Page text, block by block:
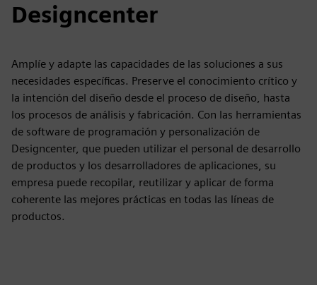
Designcenter
Amplíe y adapte las capacidades de las soluciones a sus
necesidades específicas. Preserve el conocimiento crítico y
la intención del diseño desde el proceso de diseño, hasta
los procesos de análisis y fabricación. Con las herramientas
de software de programación y personalización de
Designcenter, que pueden utilizar el personal de desarrollo
de productos y los desarrolladores de aplicaciones, su
empresa puede recopilar, reutilizar y aplicar de forma
coherente las mejores prácticas en todas las líneas de
productos.